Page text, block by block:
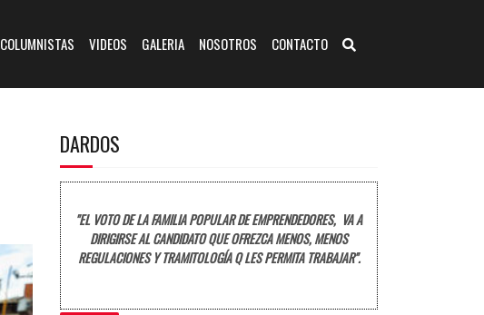
COLUMNISTAS VIDEOS GALERIA NOSOTROS CONTACTO
DARDOS
"EL VOTO DE LA FAMILIA POPULAR DE EMPRENDEDORES, VA A
DIRIGIRSE AL CANDIDATO QUE OFREZCA MENOS, MENOS
REGULACIONES Y TRAMITOLOGÍA Q LES PERMITA TRABAJAR".